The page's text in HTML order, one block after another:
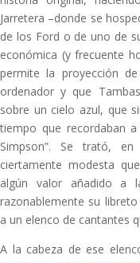
Jarretera –donde se
de los Ford o de uno de
económica (y frecuente
permite la proyección
ordenador y que
sobre un cielo azul, que
tiempo que recordaban
Simpson”. Se trató,
ciertamente modesta
algún valor añadido a
razonablemente su
a un elenco de cantantes
A la cabeza de ese